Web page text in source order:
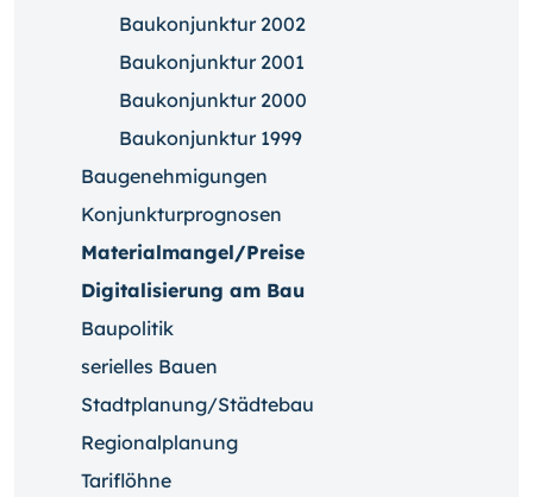
Baukonjunktur 2002
Baukonjunktur 2001
Baukonjunktur 2000
Baukonjunktur 1999
Baugenehmigungen
Konjunkturprognosen
Materialmangel/Preise
Digitalisierung am Bau
Baupolitik
serielles Bauen
Stadtplanung/Städtebau
Regionalplanung
Tariflöhne